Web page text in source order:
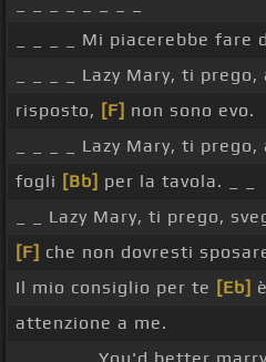
_ _ _ _ Mi piacerebbe fare
_ _ _ _ Lazy Mary, ti
risposto, [F] non sono evo.
_ _ _ _ Lazy Mary, ti
fogli [Bb] per la tavola. _ _
_ _ Lazy Mary, ti prego,
[F] che non dovresti
Il mio consiglio per te [Eb]
attenzione a me.